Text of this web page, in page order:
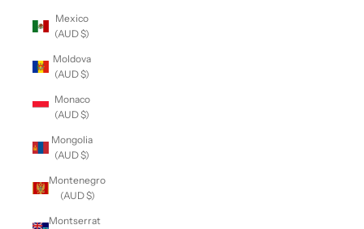
Mexico
(AUD $)
Moldova
(AUD $)
Monaco
(AUD $)
Mongolia
(AUD $)
Montenegro
(AUD $)
Montserrat